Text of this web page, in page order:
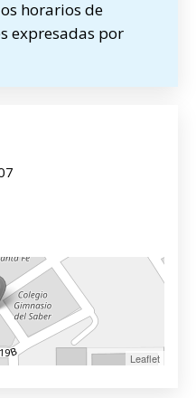
horarios de
expresadas por
Leaflet